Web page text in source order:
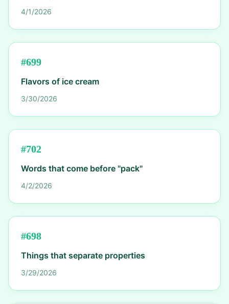
4/1/2026
#699
Flavors of ice cream
3/30/2026
#702
Words that come before "pack"
4/2/2026
#698
Things that separate properties
3/29/2026